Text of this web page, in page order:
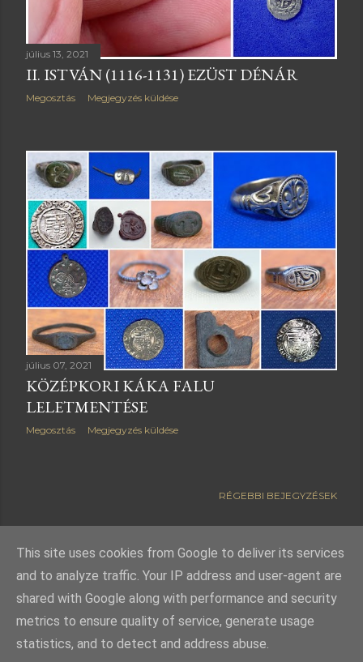
július 13, 2021
II. ISTVÁN (1116-1131) EZÜST DÉNÁR
Megosztás Megjegyzés küldése
július 07, 2021
KÖZÉPKORI KÁKA FALU
LELETMENTÉSE
Megosztás Megjegyzés küldése
RÉGEBBI BEJEGYZÉSEK
Üzemeltető: Blogger
FIGYELEM! Hazánk területén a fémkereső műszer használata engedélyhez
kötött. A fémdetektor engedély nélküli használata súlyos örökségvédelmi
bírságot vonhat maga után!
This site uses cookies from Google to deliver its services
and to analyze traffic. Your IP address and user-agent are
shared with Google along with performance and security
metrics to ensure quality of service, generate usage
statistics, and to detect and address abuse.